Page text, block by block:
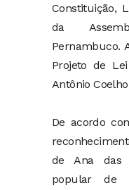
Constituição,
da
Pernambuco.
Projeto de
Antônio
De acordo
de Ana das
popular de